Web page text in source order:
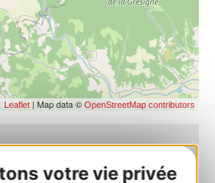
votre vie privée
Leaflet | Map data © OpenStreetMap contributors
82800 BRUNIQUEL